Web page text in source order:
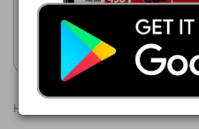
Akciós újság
megtekintése
Hirdetések